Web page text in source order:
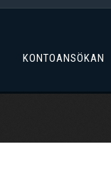
KONTOANSÖKAN